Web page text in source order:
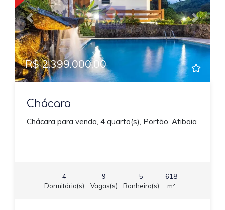
Previous Next
R$ 2.399.000,00
Chácara
Chácara para venda, 4 quarto(s), Portão, Atibaia
4
Dormitório(s)
9
Vagas(s)
5
Banheiro(s)
618
m²